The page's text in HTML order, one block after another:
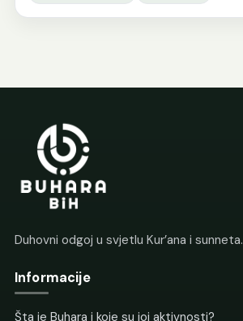
Duhovni odgoj u svjetlu Kur’ana i sunneta.
Informacije
Šta je Buhara i koje su joj aktivnosti?